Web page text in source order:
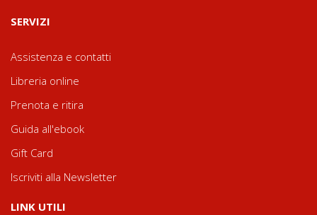
SERVIZI
Assistenza e contatti
Libreria online
Prenota e ritira
Guida all'ebook
Gift Card
Iscriviti alla Newsletter
LINK UTILI